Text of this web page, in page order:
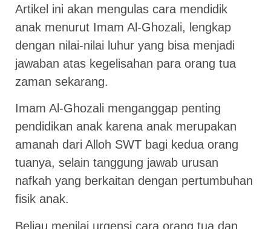
Artikel ini akan mengulas cara mendidik
anak menurut Imam Al-Ghozali, lengkap
dengan nilai-nilai luhur yang bisa menjadi
jawaban atas kegelisahan para orang tua
zaman sekarang.
Imam Al-Ghozali menganggap penting
pendidikan anak karena anak merupakan
amanah dari Alloh SWT bagi kedua orang
tuanya, selain tanggung jawab urusan
nafkah yang berkaitan dengan pertumbuhan
fisik anak.
Beliau menilai urgensi cara orang tua dan